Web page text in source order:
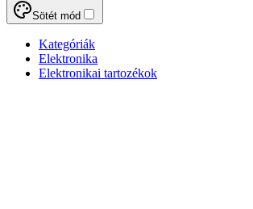
Sötét mód
Kategóriák
Elektronika
Elektronikai tartozékok